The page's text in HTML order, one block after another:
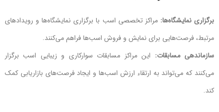
برگزاری نمایشگاه‌ها: مراکز تخصصی اسب با برگزاری نمایشگاه‌ها و رویدادهای
مرتبط، فرصت‌هایی برای نمایش و فروش اسب‌ها فراهم می‌کنند.
سازماندهی مسابقات: این مراکز مسابقات سوارکاری و زیبایی اسب برگزار
می‌کنند که می‌تواند به ارتقاء ارزش اسب‌ها و ایجاد فرصت‌های بازاریابی کمک
کند.